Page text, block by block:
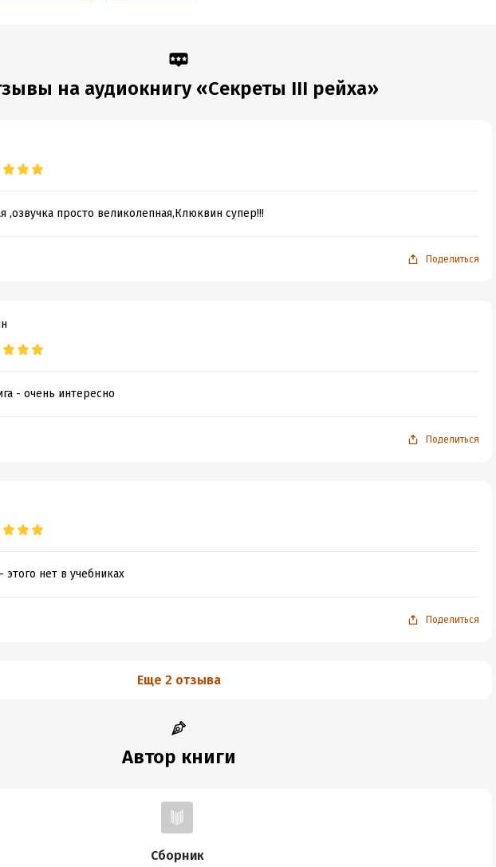
случай
на аудиокнигу «Секреты III рейха»
,озвучка просто великолепная,Клюквин супер!!!
Поделиться
- очень интересно
Поделиться
нет в учебниках
Поделиться
Еще 2 отзыва
Автор книги
Сборник